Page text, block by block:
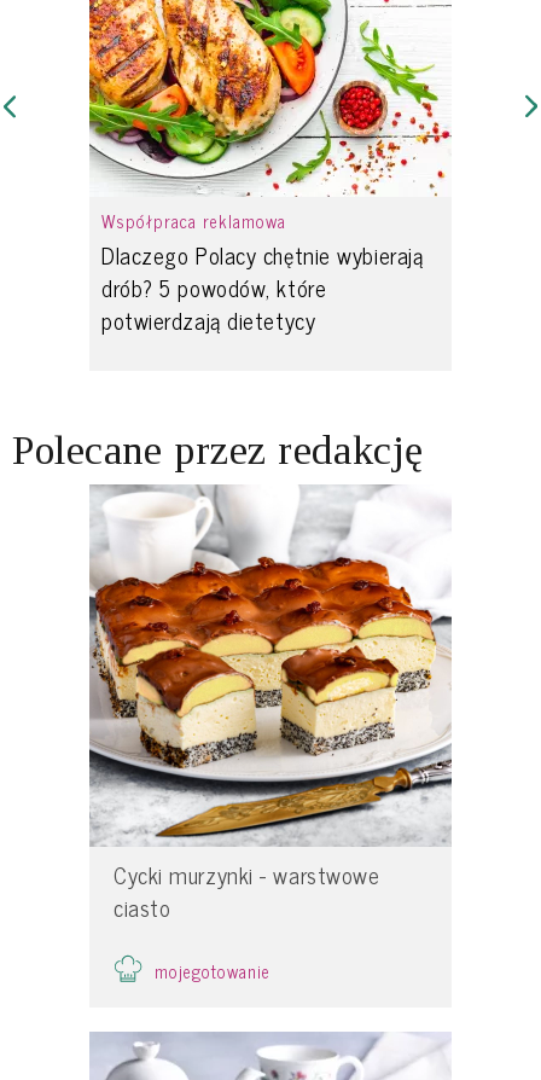
Współpraca reklamowa
Dlaczego Polacy chętnie wybierają
drób? 5 powodów, które
potwierdzają dietetycy
Polecane przez redakcję
Cycki murzynki - warstwowe
ciasto
mojegotowanie